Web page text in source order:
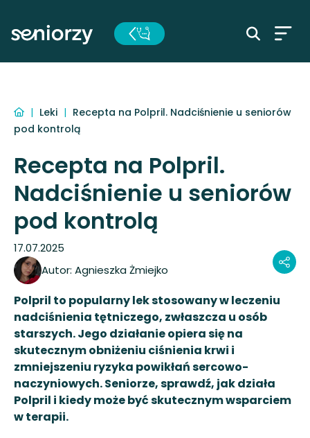
| Leki | Recepta na Polpril. Nadciśnienie u seniorów
pod kontrolą
Recepta na Polpril.
Nadciśnienie u seniorów
pod kontrolą
Polpril to popularny lek stosowany w leczeniu
nadciśnienia tętniczego, zwłaszcza u osób
starszych. Jego działanie opiera się na
skutecznym obniżeniu ciśnienia krwi i
zmniejszeniu ryzyka powikłań sercowo-
naczyniowych. Seniorze, sprawdź, jak działa
Polpril i kiedy może być skutecznym wsparciem
w terapii.
17.07.2025
Autor: Agnieszka Żmiejko